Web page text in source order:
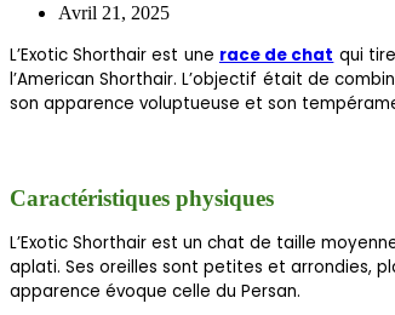
Avril 21, 2025
L’Exotic Shorthair est une race de chat qui
l’American Shorthair. L’objectif était de
son apparence voluptueuse et son
Caractéristiques physiques
L’Exotic Shorthair est un chat de taille
aplati. Ses oreilles sont petites et arrondies,
apparence évoque celle du Persan.